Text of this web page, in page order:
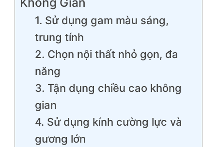
1. Sử dụng gam màu sáng,
trung tính
2. Chọn nội thất nhỏ gọn, đa
năng
3. Tận dụng chiều cao không
gian
4. Sử dụng kính cường lực và
gương lớn